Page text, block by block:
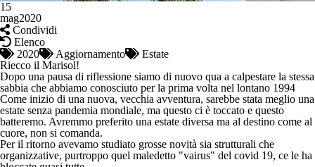
15
mag2020
Condividi
Elenco
2020
Aggiornamento
Estate
Riecco il Marisol!
Dopo una pausa di riflessione siamo di nuovo qua a calpestare la stessa
sabbia che abbiamo conosciuto per la prima volta nel lontano 1994
Come inizio di una nuova, vecchia avventura, sarebbe stata meglio una
estate senza pandemia mondiale, ma questo ci è toccato e questo
batteremo. Avremmo preferito una estate diversa ma al destino come al
cuore, non si comanda.
Per il ritorno avevamo studiato grosse novità sia strutturali che
organizzative, purtroppo quel maledetto "vairus" del covid 19, ce le ha